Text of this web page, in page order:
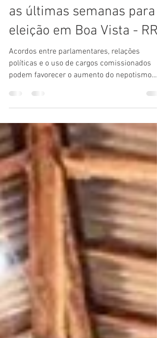
Relações familiares e
conflitos políticos marcam
as últimas semanas para a
eleição em Boa Vista - RR
Acordos entre parlamentares, relações
políticas e o uso de cargos comissionados
cruzado no Estado....